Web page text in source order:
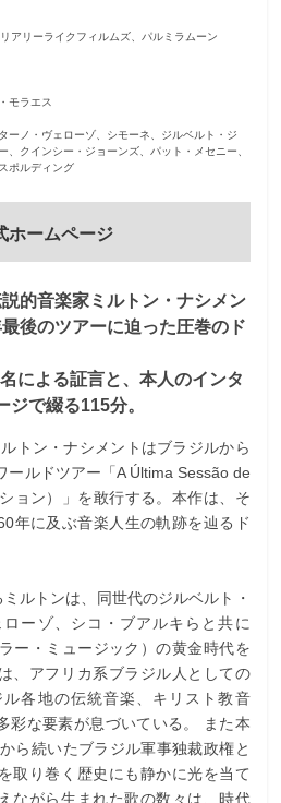
アリーライクフィルムズ、パルミラムーン
モラエス
ーノ・ヴェローゾ、シモーネ、ジルベルト・ジ
、クインシー・ジョーンズ、パット・メセニー、
ポルディング
ホームページ
的音楽家ミルトン・ナシメン
後のツアーに迫った圧巻のド
による証言と、本人のインタ
ジで綴る115分。
トン・ナシメントはブラジルから
ールドツアー「A Última Sessão de
ョン）」を敢行する。本作は、そ
年に及ぶ音楽人生の軌跡を辿るド
ルトンは、同世代のジルベルト・
ーゾ、シコ・ブアルキらと共に
ー・ミュージック）の黄金時代を
、アフリカ系ブラジル人としての
各地の伝統音楽、キリスト教音
彩な要素が息づいている。 また本
ら続いたブラジル軍事独裁政権と
取り巻く歴史にも静かに光を当て
ながら生まれた歌の数々は、時代